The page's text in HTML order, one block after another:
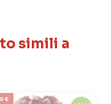
simili a
€